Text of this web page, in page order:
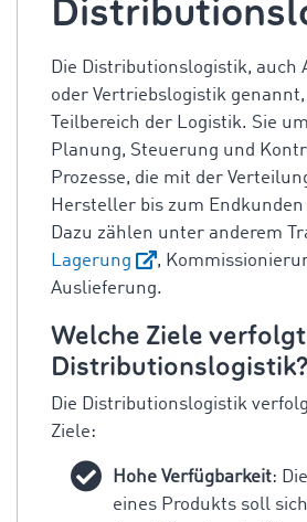
Die Distributionslogistik, auch
oder Vertriebslogistik
Teilbereich der Logistik. Sie
Planung, Steuerung und
Prozesse, die mit der
Hersteller bis zum
Dazu zählen unter anderem
Lagerung
,
Auslieferung.
Welche Ziele
Distributionslogistik?
Die Distributionslogistik
Ziele:
Hohe Verfügbarkeit:
eines Produkts soll